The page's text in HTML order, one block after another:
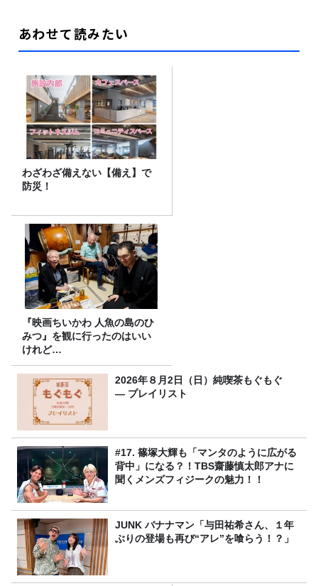
あわせて読みたい
わざわざ備えない【備え】で
防災！
『映画ちいかわ 人魚の島のひ
みつ』を観に行ったのはいい
けれど…
2026年８月2日（日）純喫茶もぐもぐ
― プレイリスト
#17. 篠塚大輝も「マンタのように広がる
背中」になる？！TBS齋藤慎太郎アナに
聞くメンズフィジークの魅力！！
JUNK バナナマン「与田祐希さん、１年
ぶりの登場も再び“アレ”を喰らう！？」